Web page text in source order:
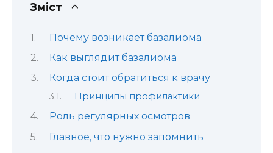
Зміст
Почему возникает базалиома
Как выглядит базалиома
Когда стоит обратиться к врачу
Принципы профилактики
Роль регулярных осмотров
Главное, что нужно запомнить